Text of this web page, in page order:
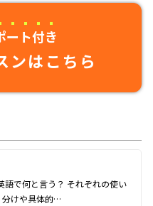
ート付き
ンはこちら
語で何と言う？ それぞれの使い
分けや具体的…